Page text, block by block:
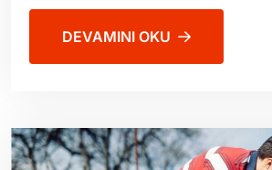
DEVAMINI OKU